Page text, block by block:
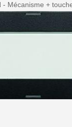
- Mécanisme +